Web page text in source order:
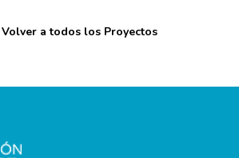
Volver a todos los Proyectos